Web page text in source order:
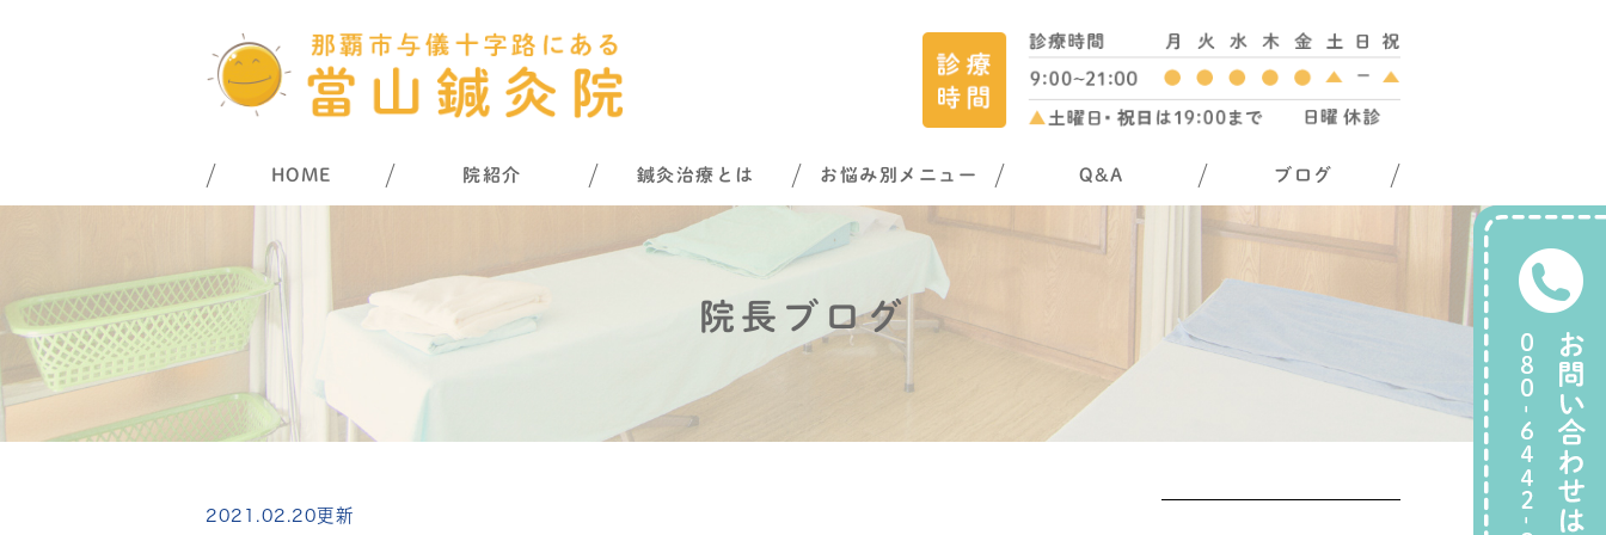
HOME 院紹介 鍼灸治療とは お悩み別メニュー Q&A ブログ
院長ブログ
2021.02.20更新